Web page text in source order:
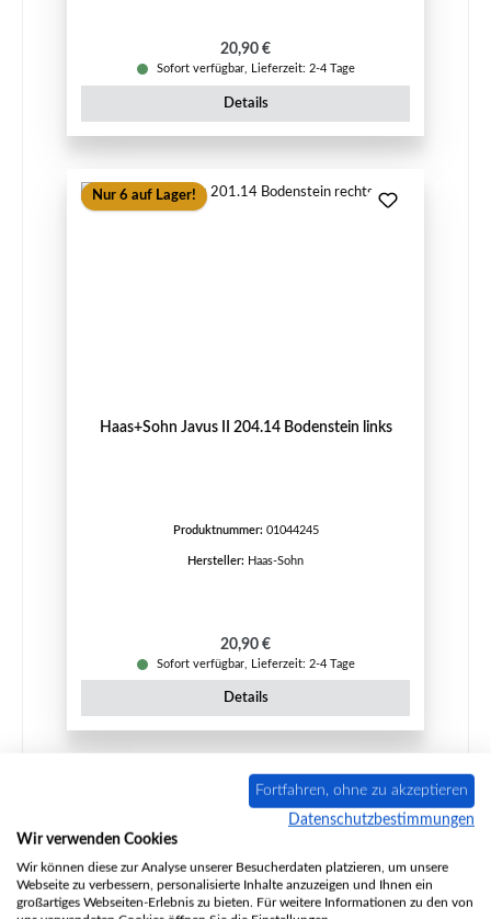
Regulärer Preis:
20,90 €
Sofort verfügbar, Lieferzeit: 2-4 Tage
Details
Nur 6 auf Lager!
Haas+Sohn Javus II 204.14 Bodenstein links
Produktnummer: 01044245
Hersteller: Haas-Sohn
Regulärer Preis:
20,90 €
Sofort verfügbar, Lieferzeit: 2-4 Tage
Details
Fortfahren, ohne zu akzeptieren
Datenschutzbestimmungen
Wir verwenden Cookies
Wir können diese zur Analyse unserer Besucherdaten platzieren, um unsere
Webseite zu verbessern, personalisierte Inhalte anzuzeigen und Ihnen ein
großartiges Webseiten-Erlebnis zu bieten. Für weitere Informationen zu den von